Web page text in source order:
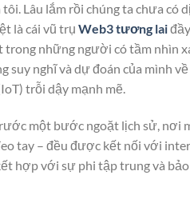
Lâu lắm rồi chúng ta chưa có
là cái vũ trụ Web3 tương lai
trong những người có tầm nhìn
suy nghĩ và dự đoán của mình
trỗi dậy mạnh mẽ.
một bước ngoặt lịch sử, nơi
tay – đều được kết nối với
hợp với sự phi tập trung và